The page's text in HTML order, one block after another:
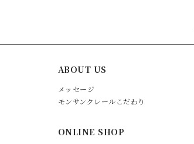
ABOUT US
メッセージ
モンサンクレールこだわり
ONLINE SHOP